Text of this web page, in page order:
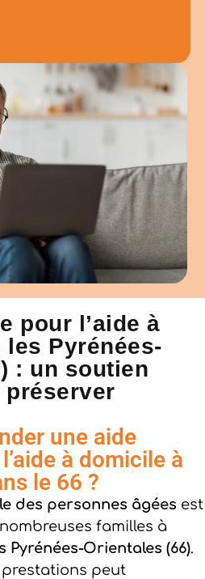
pour l’aide à
Pyrénées-
: un soutien
une aide
à domicile à
le 66 ?
des personnes âgées est
familles à
Pyrénées-Orientales (66).
prestations peut